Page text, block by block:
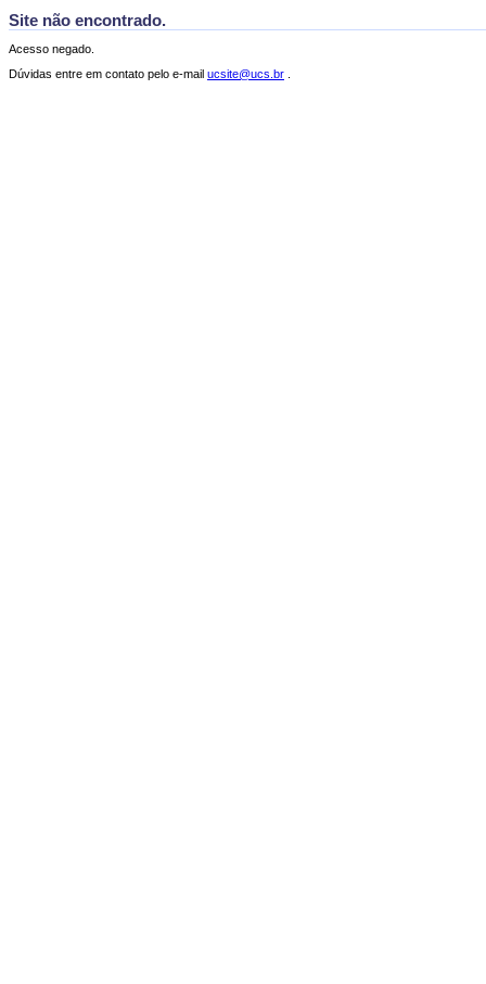
Site não encontrado.
Acesso negado.
Dúvidas entre em contato pelo e-mail ucsite@ucs.br